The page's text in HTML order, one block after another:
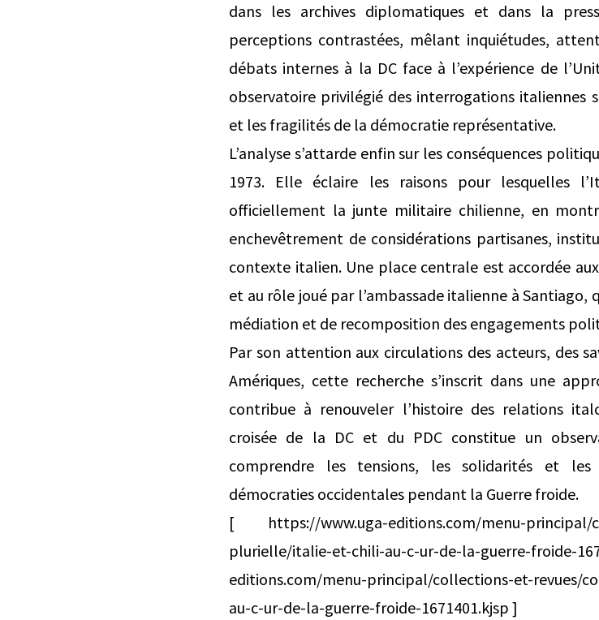
dans les archives diplomatiques et dans la
perceptions contrastées, mêlant inquiétudes,
débats internes à la DC face à l’expérience de
observatoire privilégié des interrogations italiennes
et les fragilités de la démocratie représentative.
L’analyse s’attarde enfin sur les conséquences
1973. Elle éclaire les raisons pour lesquelles
officiellement la junte militaire chilienne, en
enchevêtrement de considérations partisanes,
contexte italien. Une place centrale est accordée
et au rôle joué par l’ambassade italienne à
médiation et de recomposition des engagements
Par son attention aux circulations des acteurs, des
Amériques, cette recherche s’inscrit dans une
contribue à renouveler l’histoire des relations
croisée de la DC et du PDC constitue un
comprendre les tensions, les solidarités et
démocraties occidentales pendant la Guerre froide.
[ https://www.uga-editions.com/menu-principal/
plurielle/italie-et-chili-au-c-ur-de-la-guerre-
editions.com/menu-principal/collections-et-revues/
au-c-ur-de-la-guerre-froide-1671401.kjsp ]